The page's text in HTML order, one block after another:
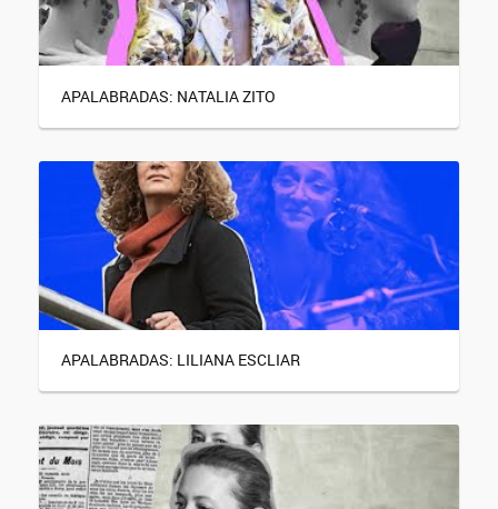
APALABRADAS: NATALIA ZITO
APALABRADAS: LILIANA ESCLIAR